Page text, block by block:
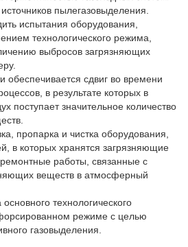
источников пылегазовыделения.
испытания оборудования,
технологического режима,
выбросов загрязняющих
обеспечивается сдвиг во времени
в результате которых в
поступает значительное количество
пропарка и чистка оборудования,
в которых хранятся загрязняющие
работы, связанные с
веществ в атмосферный
технологического
режиме с целью
газовыделения.